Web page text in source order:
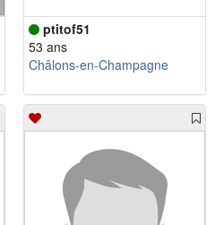
ptitof51
53 ans
Châlons-en-Champagne